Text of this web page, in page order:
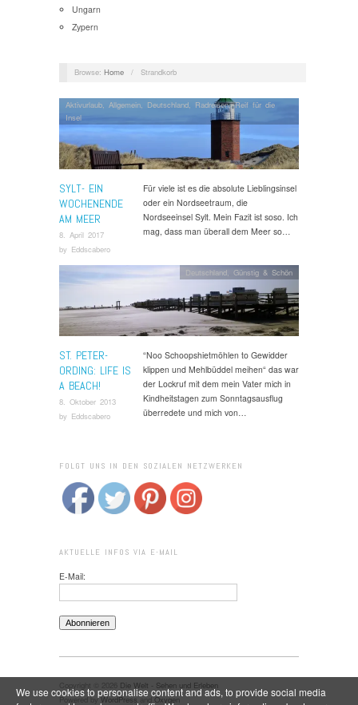
Ungarn
Zypern
Browse: Home / Strandkorb
SYLT- EIN
WOCHENENDE
AM MEER
8. April 2017
by Eddscabero
Aktivurlaub, Allgemein, Deutschland, Radreisen,Reif für die
Insel
Für viele ist es die absolute Lieblingsinsel
oder ein Nordseetraum, die
Nordseeinsel Sylt. Mein Fazit ist soso. Ich
mag, dass man überall dem Meer so…
ST. PETER-
ORDING: LIFE IS
A BEACH!
8. Oktober 2013
by Eddscabero
Deutschland ,Günstig & Schön
“Noo Schoopshietmöhlen to Gewidder
klippen und Mehlbüddel meihen“ das war
der Lockruf mit dem mein Vater mich in
Kindheitstagen zum Sonntagsausflug
überredete und mich von…
FOLGT UNS IN DEN SOZIALEN NETZWERKEN
AKTUELLE INFOS VIA E-MAIL
E-Mail:
Die Welt - Sehen und Erleben
Powered byWordPressandOxygen
We use cookies to personalise content and ads, to provide social media